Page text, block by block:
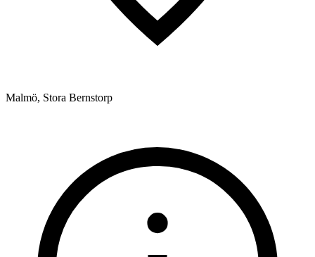
Malmö, Stora Bernstorp